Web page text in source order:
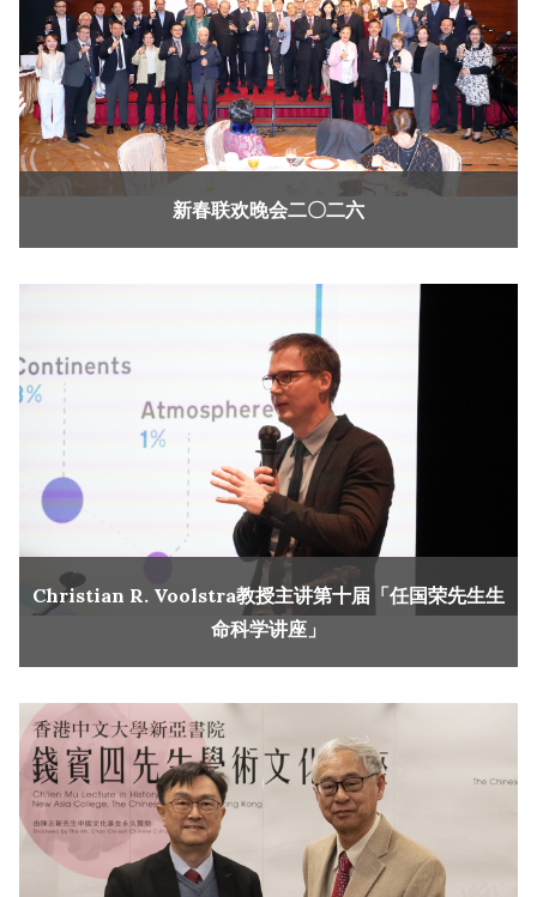
新春联欢晚会二〇二六
Christian R. Voolstra教授主讲第十届「任国荣先生生
命科学讲座」